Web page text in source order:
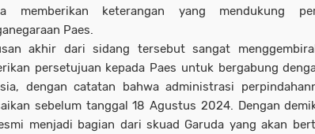
memberikan keterangan yang mendukung
Paes.
akhir dari sidang tersebut sangat
persetujuan kepada Paes untuk bergabung
dengan catatan bahwa administrasi
sebelum tanggal 18 Agustus 2024. Dengan
menjadi bagian dari skuad Garuda yang akan